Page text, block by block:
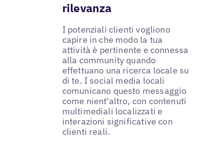
rilevanza
I potenziali clienti vogliono
capire in che modo la tua
attività è pertinente e connessa
alla community quando
effettuano una ricerca locale su
di te. I social media locali
comunicano questo messaggio
come nient'altro, con contenuti
multimediali localizzati e
interazioni significative con
clienti reali.